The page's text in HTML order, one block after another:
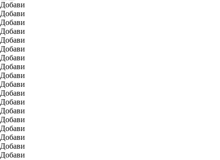
Добави
Добави
Добави
Добави
Добави
Добави
Добави
Добави
Добави
Добави
Добави
Добави
Добави
Добави
Добави
Добави
Добави
Добави